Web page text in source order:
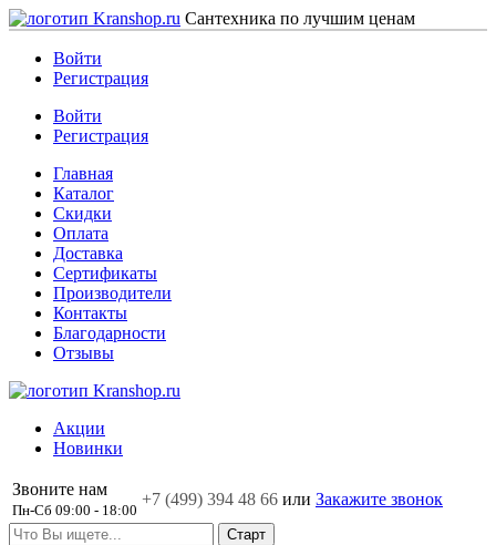
Сантехника по лучшим ценам
Войти
Регистрация
Войти
Регистрация
Главная
Каталог
Скидки
Оплата
Доставка
Сертификаты
Производители
Контакты
Благодарности
Отзывы
Акции
Новинки
Звоните нам
Пн-Сб 09:00 - 18:00
+7 (499) 394 48 66 или Закажите звонок